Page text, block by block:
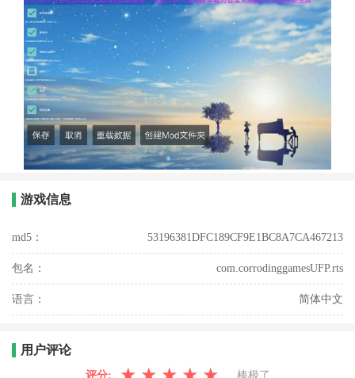
游戏信息
md5： 53196381DFC189CF9E1BC8A7CA467213
包名： com.corrodinggamesUFP.rts
语言： 简体中文
用户评论
评分: 棒极了